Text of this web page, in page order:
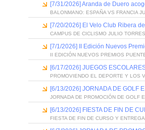
[7/31/2026] Aranda de Duero
BALONMANO: ESPAÑA VS FRANCIA
[7/20/2026] El Velo Club Ribera
CAMPUS DE CICLISMO JULIO
[7/1/2026] II Edición Nuevos
II EDICIÓN NUEVOS PREMIOS
[6/17/2026] JUEGOS
PROMOVIENDO EL DEPORTE Y LOS
[6/13/2026] JORNADA DE GOLF
JORNADA DE PROMOCIÓN DE GOLF
[6/13/2026] FIESTA DE FIN DE
FIESTA DE FIN DE CURSO Y